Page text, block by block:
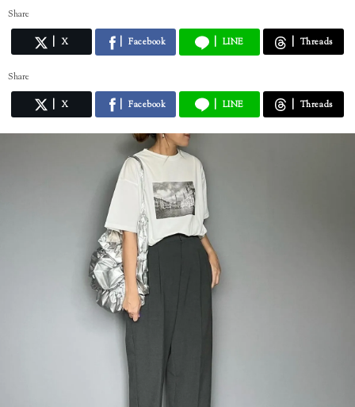
Share
X Facebook LINE Threads
Share
X Facebook LINE Threads